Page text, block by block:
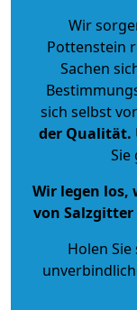
Wir
Pottenstein
Sachen
sich selbst
der Qualität.
Sie
Wir legen los,
von
Holen